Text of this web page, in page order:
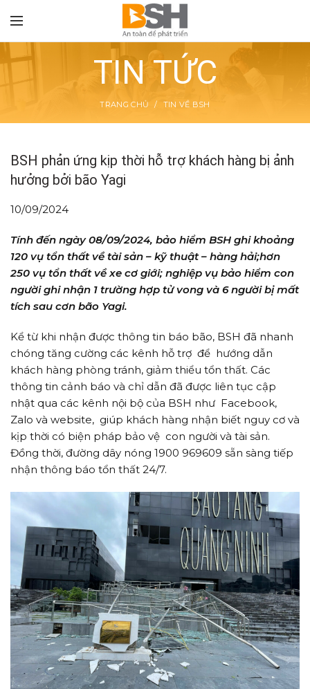
TIN TỨC
TRANG CHỦ TIN VỀ BSH
BSH phản ứng kịp thời hỗ trợ khách hàng bị ảnh
hưởng bởi bão Yagi
10/09/2024
Tính đến ngày 08/09/2024, bảo hiểm BSH ghi khoảng
120 vụ tổn thất về tài sản – kỹ thuật – hàng hải;hơn
250 vụ tổn thất về xe cơ giới; nghiệp vụ bảo hiểm con
người ghi nhận 1 trường hợp tử vong và 6 người bị mất
tích sau cơn bão Yagi.
Kể từ khi nhận được thông tin báo bão, BSH đã nhanh
chóng tăng cường các kênh hỗ trợ để hướng dẫn
khách hàng phòng tránh, giảm thiểu tổn thất. Các
thông tin cảnh báo và chỉ dẫn đã được liên tục cập
nhật qua các kênh nội bộ của BSH như Facebook,
Zalo và website, giúp khách hàng nhận biết nguy cơ và
kịp thời có biện pháp bảo vệ con người và tài sản.
Đồng thời, đường dây nóng 1900 969609 sẵn sàng tiếp
nhận thông báo tổn thất 24/7.